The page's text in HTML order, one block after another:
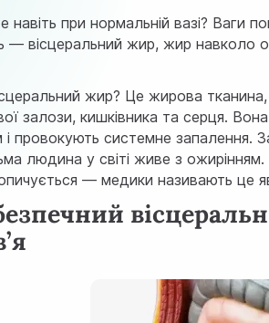
навіть при нормальній вазі? Ваги
— вісцеральний жир, жир навколо
жир? Це жирова тканина,
залози, кишківника та серця.
і провокують системне запалення.
людина у світі живе з
— медики називають це